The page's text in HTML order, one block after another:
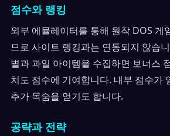
점수와 랭킹
외부 에뮬레이터를 통해 원작 DOS 게
므로 사이트 랭킹과는 연동되지 않습
별과 과일 아이템을 수집하면 보너스
치도 점수에 기여합니다. 내부 점수가
추가 목숨을 얻기도 합니다.
공략과 전략